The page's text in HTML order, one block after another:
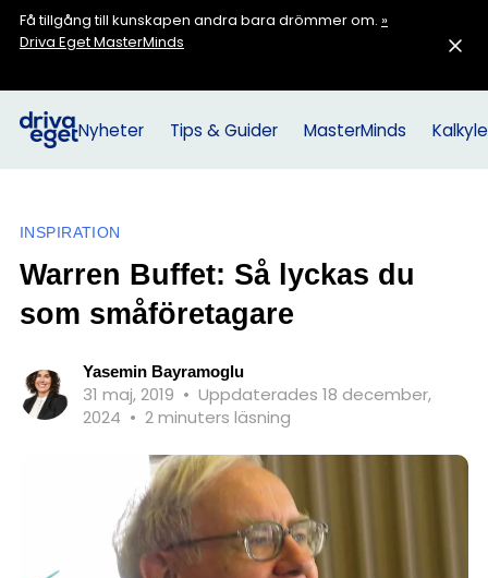
Få tillgång till kunskapen andra bara drömmer om. »
Driva Eget MasterMinds
Nyheter Tips & Guider MasterMinds
INSPIRATION
Warren Buffet: Så lyckas du
som småföretagare
Yasemin Bayramoglu
31 maj, 2019 • Uppdaterades 18 december,
2024 • 2 minuters läsning